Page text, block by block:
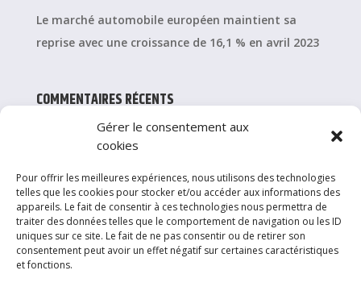
Gérer le consentement aux
cookies
Pour offrir les meilleures expériences, nous utilisons des technologies
telles que les cookies pour stocker et/ou accéder aux informations des
appareils. Le fait de consentir à ces technologies nous permettra de
traiter des données telles que le comportement de navigation ou les ID
uniques sur ce site. Le fait de ne pas consentir ou de retirer son
consentement peut avoir un effet négatif sur certaines caractéristiques
et fonctions.
Le marché automobile européen maintient sa
reprise avec une croissance de 16,1 % en avril 2023
COMMENTAIRES RÉCENTS
CATÉGORIES
Achat / Vente
Entretien
Services & Conseils
Véhicules